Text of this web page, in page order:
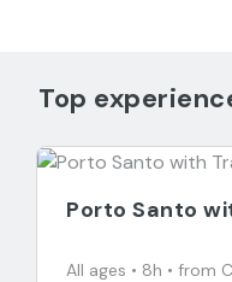
Top
Porto Santo
All ages • 8h • from